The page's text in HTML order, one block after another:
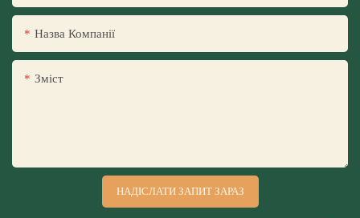
Назва Компанії
Зміст
НАДІСЛАТИ ЗАПИТ ЗАРАЗ